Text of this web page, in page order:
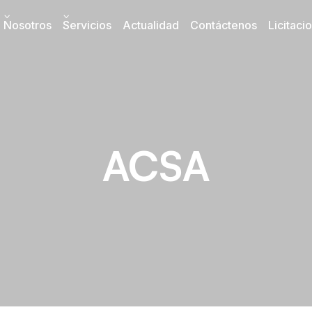
Nosotros Servicios Actualidad Contáctenos
ACSA